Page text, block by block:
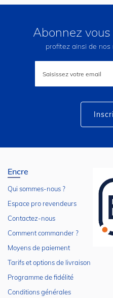
Abonnez
profitez ainsi de
lettre
Encre
Qui sommes-nous ?
Espace pro revendeurs
Contactez-nous
Comment commander ?
Moyens de paiement
Tarifs et options de livraison
Programme de fidélité
Conditions générales